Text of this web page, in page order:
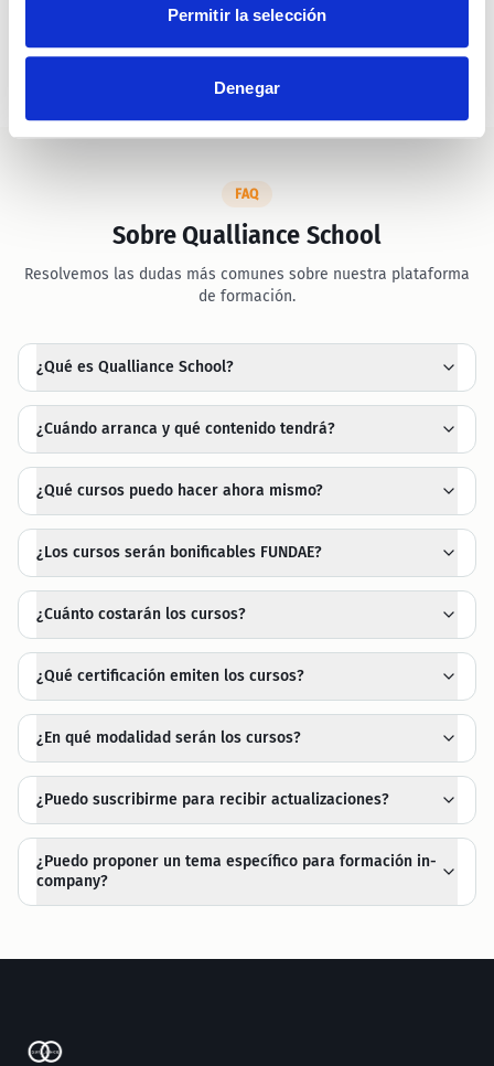
Permitir la selección
Denegar
FAQ
Sobre Qualliance School
Resolvemos las dudas más comunes sobre nuestra plataforma
de formación.
¿Qué es Qualliance School?
¿Cuándo arranca y qué contenido tendrá?
¿Qué cursos puedo hacer ahora mismo?
¿Los cursos serán bonificables FUNDAE?
¿Cuánto costarán los cursos?
¿Qué certificación emiten los cursos?
¿En qué modalidad serán los cursos?
¿Puedo suscribirme para recibir actualizaciones?
¿Puedo proponer un tema específico para formación in-
company?